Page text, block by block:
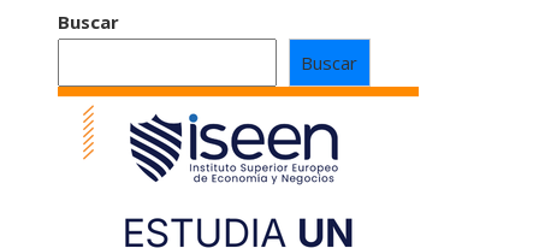
Buscar
Buscar